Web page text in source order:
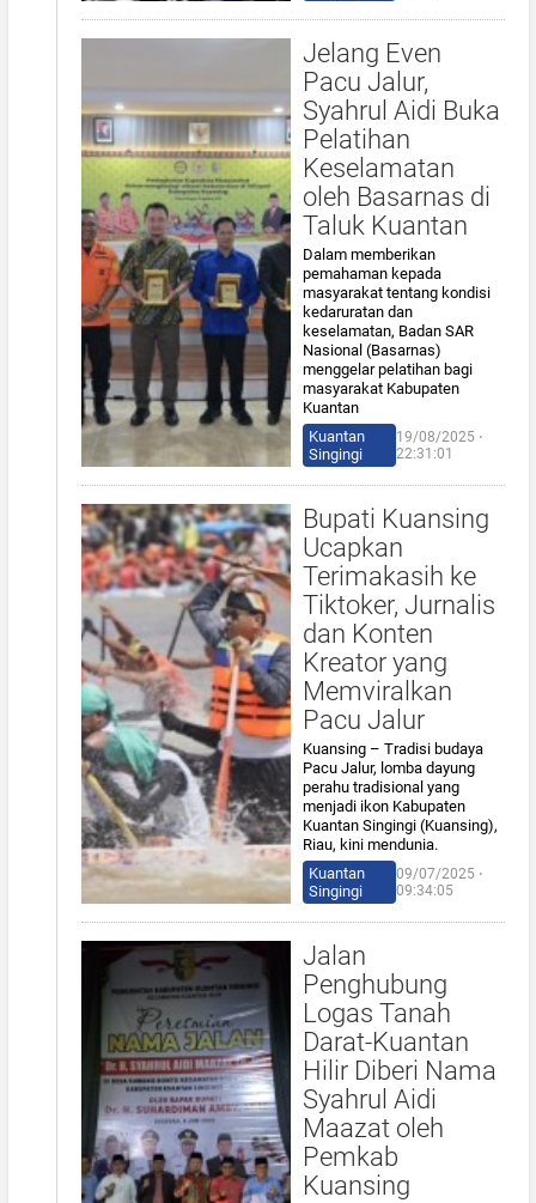
Jelang Even
Pacu Jalur,
Syahrul Aidi Buka
Pelatihan
Keselamatan
oleh Basarnas di
Taluk Kuantan
Dalam memberikan
pemahaman kepada
masyarakat tentang kondisi
kedaruratan dan
keselamatan, Badan SAR
Nasional (Basarnas)
menggelar pelatihan bagi
masyarakat Kabupaten
Kuantan
Kuantan
Singingi
19/08/2025 ⋅
22:31:01
Bupati Kuansing
Ucapkan
Terimakasih ke
Tiktoker, Jurnalis
dan Konten
Kreator yang
Memviralkan
Pacu Jalur
Kuansing – Tradisi budaya
Pacu Jalur, lomba dayung
perahu tradisional yang
menjadi ikon Kabupaten
Kuantan Singingi (Kuansing),
Riau, kini mendunia.
Kuantan
Singingi
09/07/2025 ⋅
09:34:05
Jalan
Penghubung
Logas Tanah
Darat-Kuantan
Hilir Diberi Nama
Syahrul Aidi
Maazat oleh
Pemkab
Kuansing